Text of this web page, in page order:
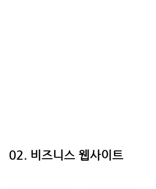
02. 비즈니스 웹사이트